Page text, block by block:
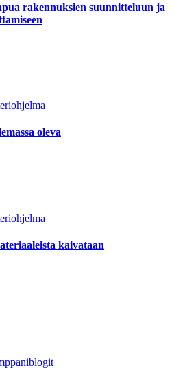
rakennuksien suunnitteluun ja
oleva
kaivataan